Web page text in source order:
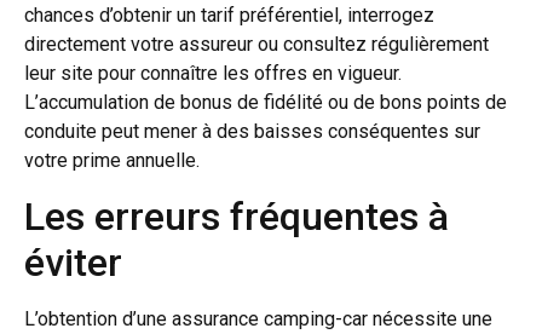
chances d’obtenir un tarif préférentiel, interrogez
directement votre assureur ou consultez régulièrement
leur site pour connaître les offres en vigueur.
L’accumulation de bonus de fidélité ou de bons points de
conduite peut mener à des baisses conséquentes sur
votre prime annuelle.
Les erreurs fréquentes à
éviter
L’obtention d’une assurance camping-car nécessite une